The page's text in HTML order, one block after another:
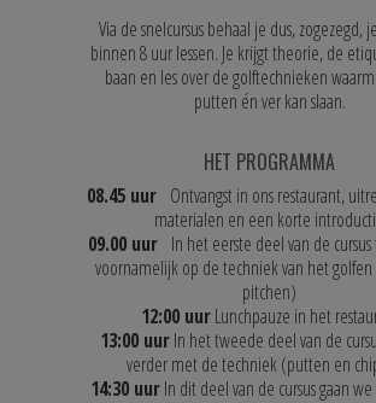
Via de snelcursus behaal je dus, zogezegd,
binnen 8 uur lessen. Je krijgt theorie, de
baan en les over de golftechnieken
putten én ver kan slaan.
HET PROGRAMMA
08.45 uur Ontvangst in ons restaurant,
materialen en een korte
09.00 uur In het eerste deel van de cursus
voornamelijk op de techniek van het
pitchen)
12:00 uurLunchpauze in het
13:00 uurIn het tweede deel van de
verder met de techniek (putten en
14:30 uurIn dit deel van de cursus gaan